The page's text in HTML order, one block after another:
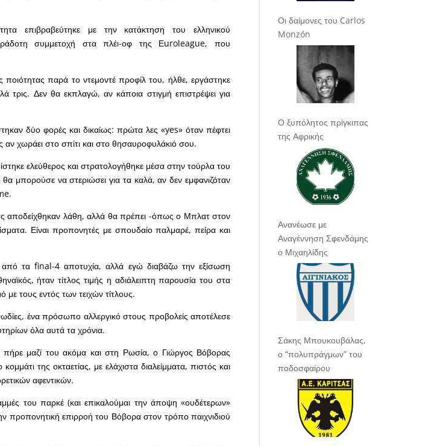
επιβραβεύτηκε με την κατάκτηση του ελληνικού
συμμετοχή στα πλέι-οφ της Εuroleague, που
παρά το ντεμοντέ προφίλ του, ήλθε, εργάστηκε
τρις. Δεν θα εκπλαγώ, αν κάποια στιγμή επιστρέψει για
δύο φορές και δικαίως: πρώτα λες «yes» όταν πέφτει
αν χωράει στο σπίτι και στο θησαυροφυλάκιό σου.
ελεύθερος και στρατολογήθηκε μέσα στην τούρλα του
μπορούσε να στεριώσει για τα καλά, αν δεν εμφανιζόταν
αποδείχθηκαν λάθη, αλλά θα πρέπει -όπως ο Μπλατ στον
Είναι προπονητές με σπουδαίο παλμαρέ, πείρα και
από τα final-4 αποτυχία, αλλά εγώ διαβάζω την εξίσωση
ήταν τίτλος τιμής η αδιάλειπτη παρουσία του στα
τους εντός των τειχών τίτλους.
ένα πρόσωπο αλλεργικό στους προβολείς αποτέλεσε
όλα αυτά τα χρόνια.
μαζί του ακόμα και στη Ρωσία, ο Γιώργος Βόβορας
της οκταετίας, με ελάχιστα διαλείμματα, πιστός και
αφεντικών.
του παρκέ (και επικαλούμαι την άποψη «ουδέτερων»
προπονητική επιρροή του Βόβορα στον τρόπο παιχνιδιού
Οι δαίμονες του Carlos
Monzón
Ο ξυπόλητος πρίγκιπας
της Αφρικής
Ανανέωσε με
Αναγέννηση Σφενδάμης
ο Μιχαηλίδης
Σάκης Μπουκουβάλας,
ο “πολυπράγμων” του
ποδοσφαίρου